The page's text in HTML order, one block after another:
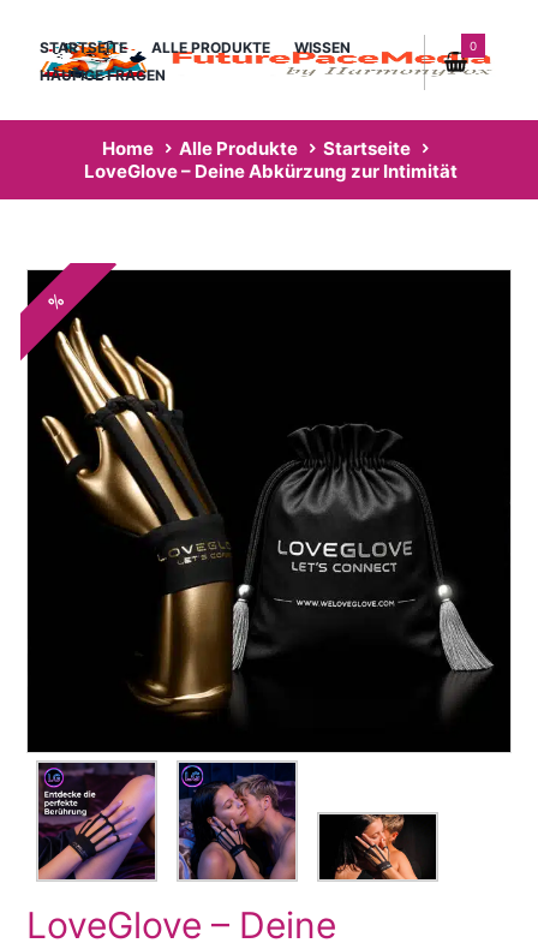
STARTSEITE ALLE PRODUKTE
WISSEN
HÄUFIGE FRAGEN
0
Home Alle Produkte
Startseite
LoveGlove – Deine Abkürzung zur Intimität
%
LoveGlove – Deine